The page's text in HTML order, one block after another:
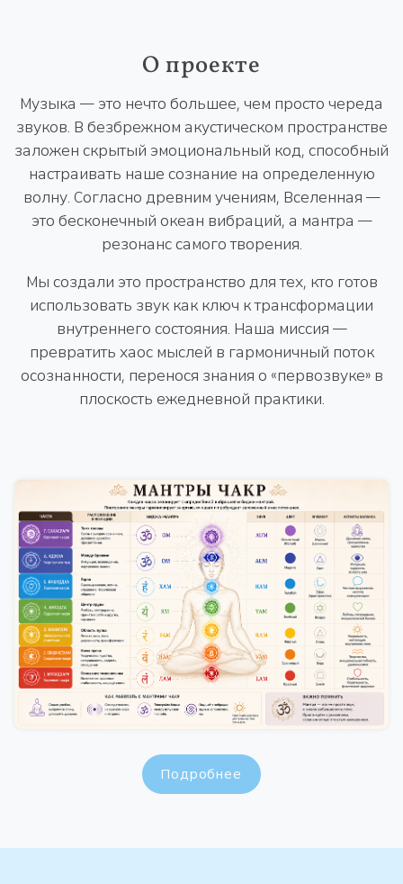
О проекте
Музыка — это нечто большее, чем просто череда
звуков. В безбрежном акустическом пространстве
заложен скрытый эмоциональный код, способный
настраивать наше сознание на определенную
волну. Согласно древним учениям, Вселенная —
это бесконечный океан вибраций, а мантра —
резонанс самого творения.
Мы создали это пространство для тех, кто готов
использовать звук как ключ к трансформации
внутреннего состояния. Наша миссия —
превратить хаос мыслей в гармоничный поток
осознанности, перенося знания о «первозвуке» в
плоскость ежедневной практики.
Подробнее